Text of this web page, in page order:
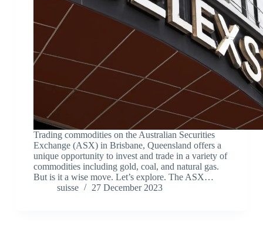
Trading commodities on the Australian Securities
Exchange (ASX) in Brisbane, Queensland offers a
unique opportunity to invest and trade in a variety of
commodities including gold, coal, and natural gas.
But is it a wise move. Let’s explore. The ASX…
suisse
27 December 2023